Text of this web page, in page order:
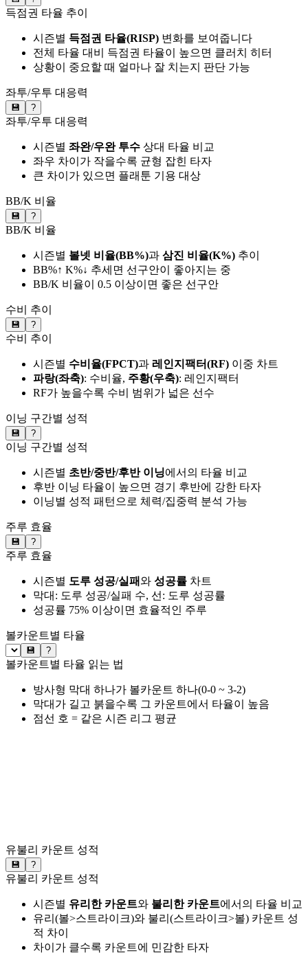
득점권 타율 추이
시즌별 득점권 타율(RISP) 변화를 보여줍니다
전체 타율 대비 득점권 타율이 높으면 클러치 히터
상황이 중요할 때 얼마나 잘 치는지 판단 가능
좌투/우투 대응력
💾 ?
좌투/우투 대응력
시즌별 좌완/우완 투수 상대 타율 비교
좌우 차이가 작을수록 균형 잡힌 타자
큰 차이가 있으면 플래툰 기용 대상
BB/K 비율
💾 ?
BB/K 비율
시즌별 볼넷 비율(BB%)과 삼진 비율(K%) 추이
BB%↑ K%↓ 추세면 선구안이 좋아지는 중
BB/K 비율이 0.5 이상이면 좋은 선구안
수비 추이
💾 ?
수비 추이
시즌별 수비율(FPCT)과 레인지팩터(RF) 이중 차트
파랑(좌축): 수비율, 주황(우축): 레인지팩터
RF가 높을수록 수비 범위가 넓은 선수
이닝 구간별 성적
💾 ?
이닝 구간별 성적
시즌별 초반/중반/후반 이닝에서의 타율 비교
후반 이닝 타율이 높으면 경기 후반에 강한 타자
이닝별 성적 패턴으로 체력/집중력 분석 가능
주루 효율
💾 ?
주루 효율
시즌별 도루 성공/실패와 성공률 차트
막대: 도루 성공/실패 수, 선: 도루 성공률
성공률 75% 이상이면 효율적인 주루
볼카운트별 타율
💾 ?
볼카운트별 타율 읽는 법
방사형 막대 하나가 볼카운트 하나(0-0 ~ 3-2)
막대가 길고 붉을수록 그 카운트에서 타율이 높음
점선 호 = 같은 시즌 리그 평균
유불리 카운트 성적
💾 ?
유불리 카운트 성적
시즌별 유리한 카운트와 불리한 카운트에서의 타율 비교
유리(볼>스트라이크)와 불리(스트라이크>볼) 카운트 성
적 차이
차이가 클수록 카운트에 민감한 타자